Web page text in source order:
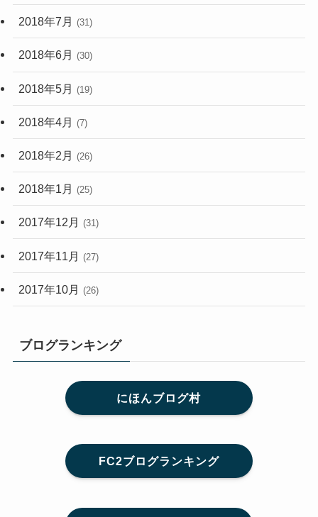
2018年7月 (31)
2018年6月 (30)
2018年5月 (19)
2018年4月 (7)
2018年2月 (26)
2018年1月 (25)
2017年12月 (31)
2017年11月 (27)
2017年10月 (26)
ブログランキング
にほんブログ村
FC2ブログランキング